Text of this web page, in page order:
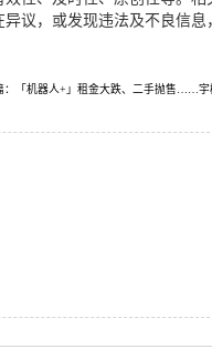
议，或发现违法及不良信
：「机器人+」租金大跌、二手抛售……宇